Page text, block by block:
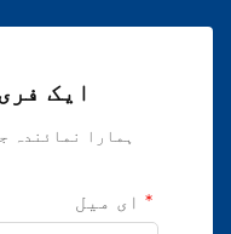
ایک
ہمارا نمائندہ
ای میل